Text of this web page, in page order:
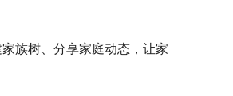
族树、分享家庭动态，让家